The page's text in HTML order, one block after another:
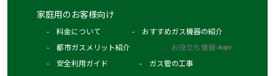
家庭用のお客様向け
料金について
おすすめガス機器の紹介
都市ガスメリット紹介
お役立ち情報-準備中-
安全利用ガイド ガス管の工事